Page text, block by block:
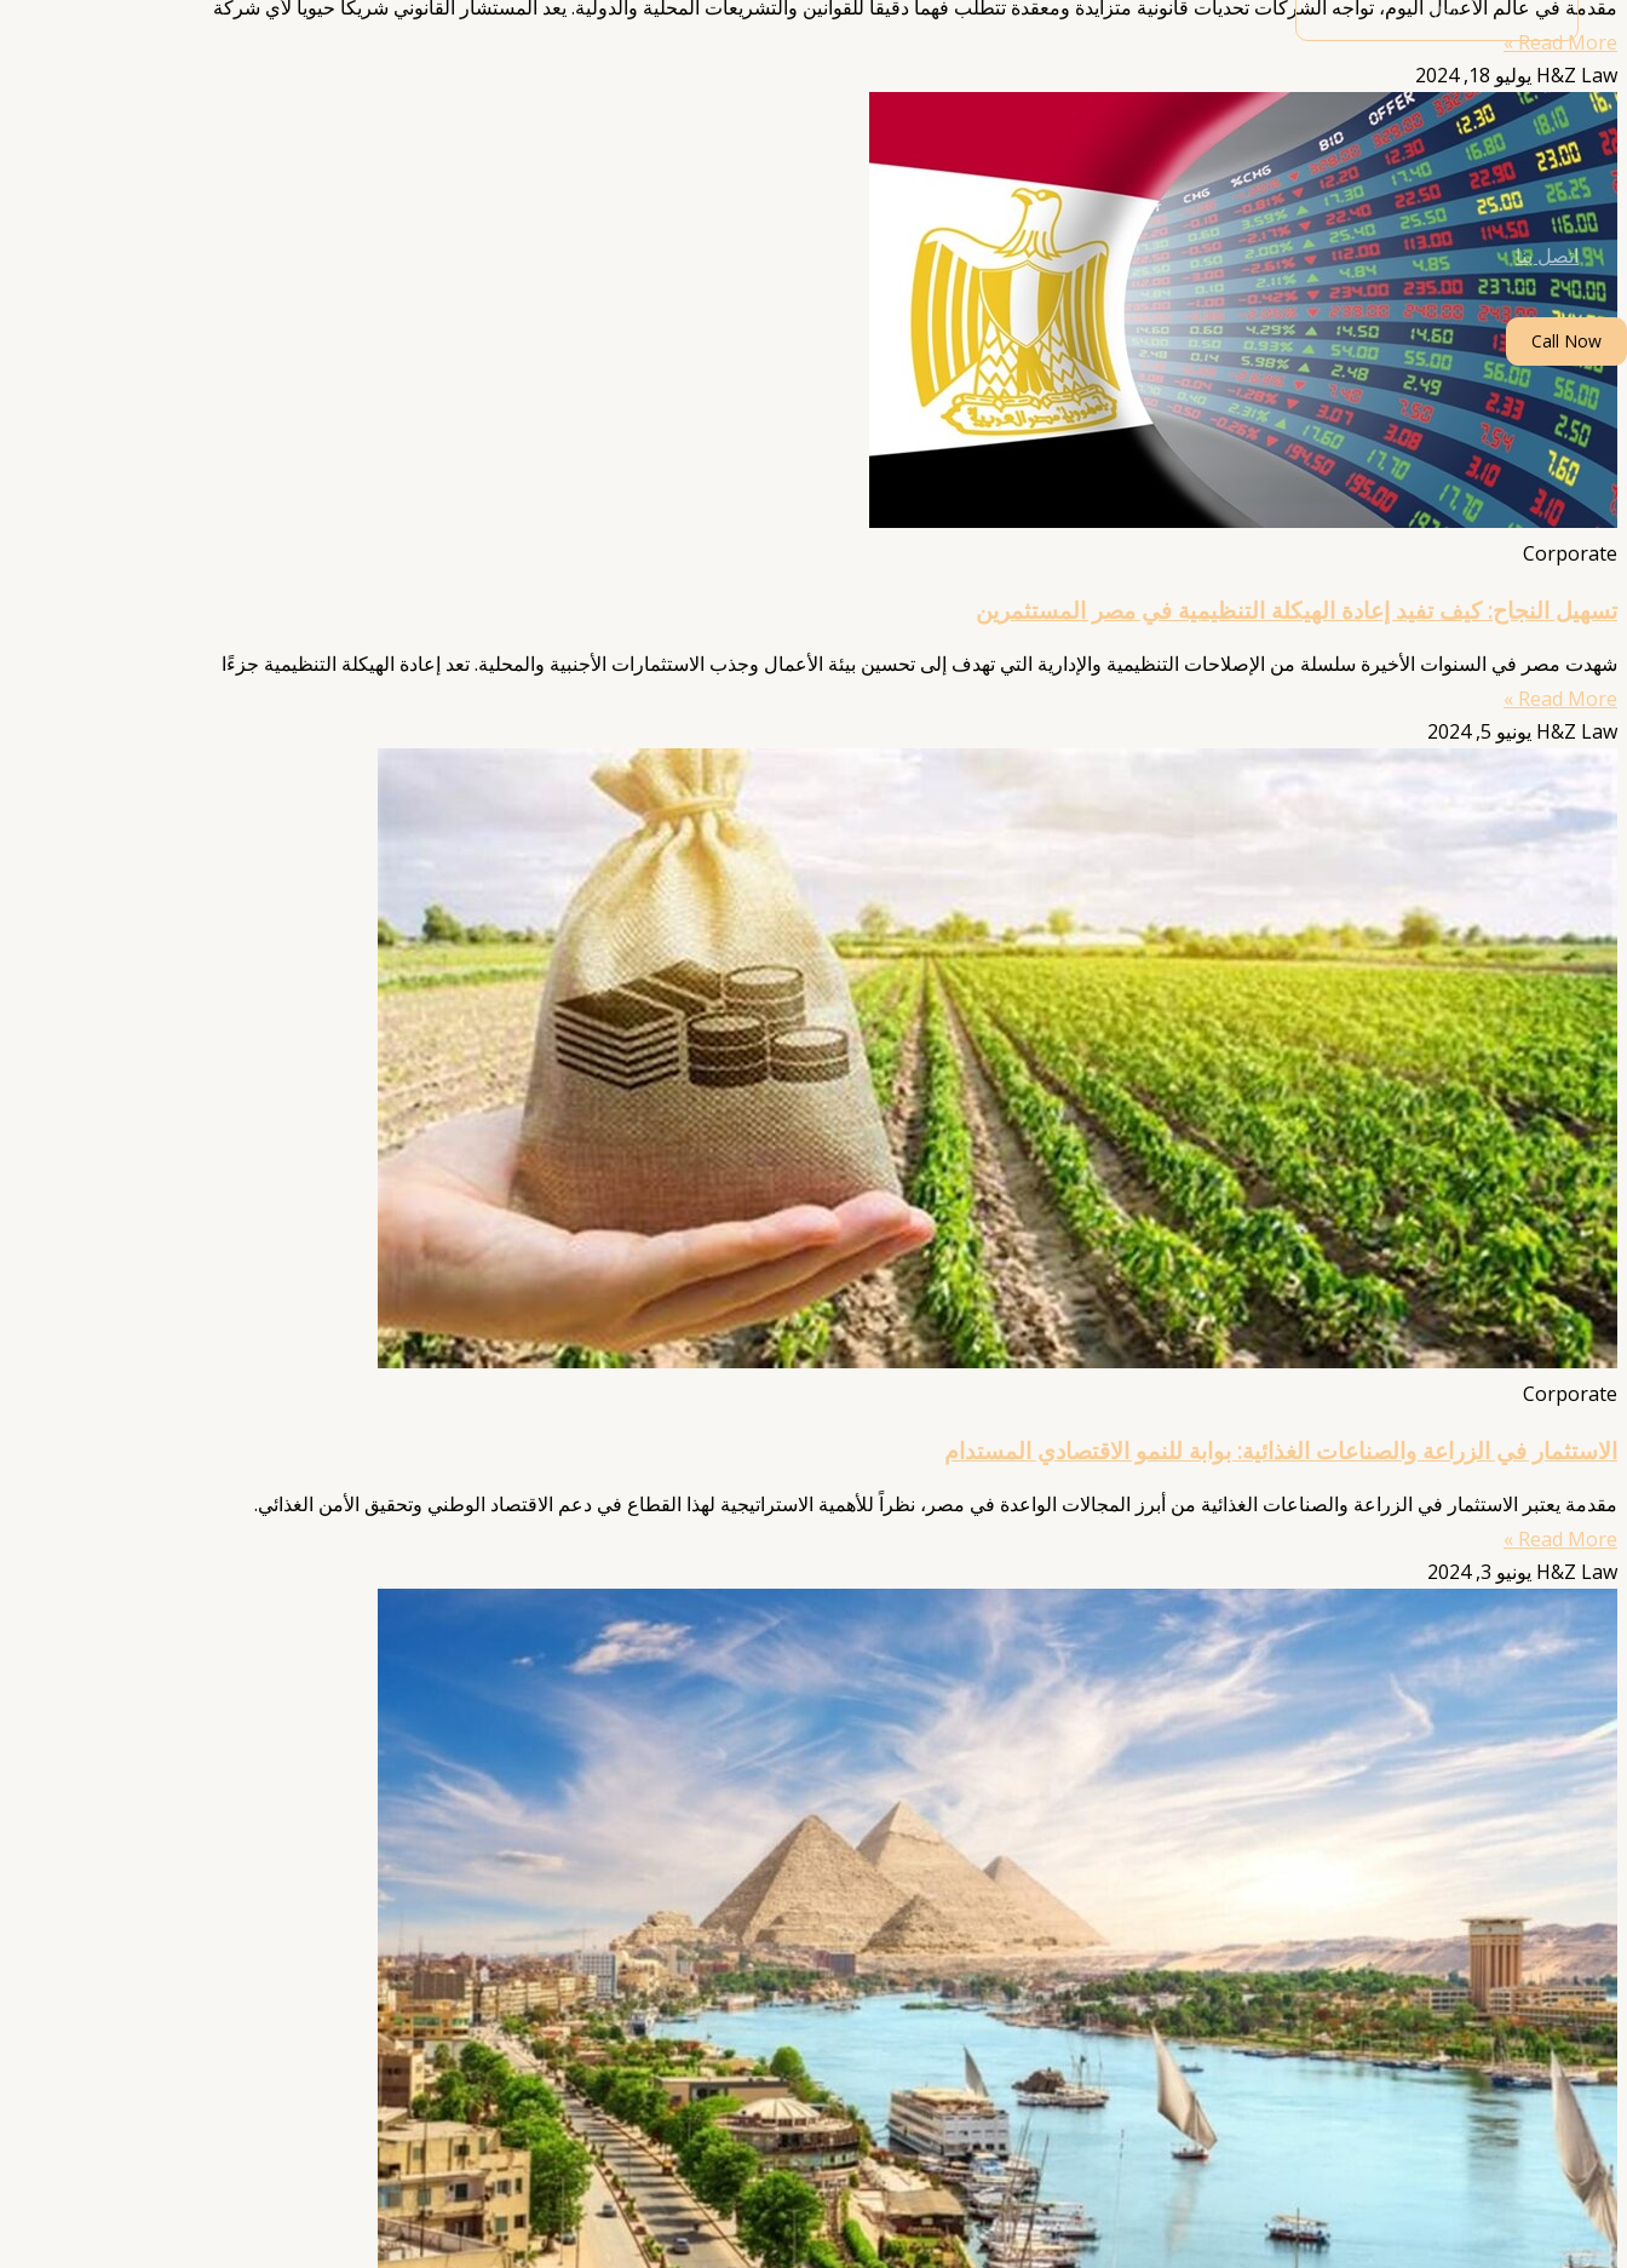
القائمة
اتصل بنا
Call Now
مقدمة في عالم الأعمال اليوم، تواجه الشركات تحديات قانونية متزايدة ومعقدة تتطلب فهماً دقيقاً للقوانين والتشريعات المحلية والدولية. يعد المستشار القانوني شريكاً حيوياً لأي شركة
Read More »
H&Z Law يوليو 18, 2024
Corporate
تسهيل النجاح: كيف تفيد إعادة الهيكلة التنظيمية في مصر المستثمرين
شهدت مصر في السنوات الأخيرة سلسلة من الإصلاحات التنظيمية والإدارية التي تهدف إلى تحسين بيئة الأعمال وجذب الاستثمارات الأجنبية والمحلية. تعد إعادة الهيكلة التنظيمية جزءًا
Read More »
H&Z Law يونيو 5, 2024
Corporate
الاستثمار في الزراعة والصناعات الغذائية: بوابة للنمو الاقتصادي المستدام
مقدمة يعتبر الاستثمار في الزراعة والصناعات الغذائية من أبرز المجالات الواعدة في مصر، نظراً للأهمية الاستراتيجية لهذا القطاع في دعم الاقتصاد الوطني وتحقيق الأمن الغذائي.
Read More »
H&Z Law يونيو 3, 2024